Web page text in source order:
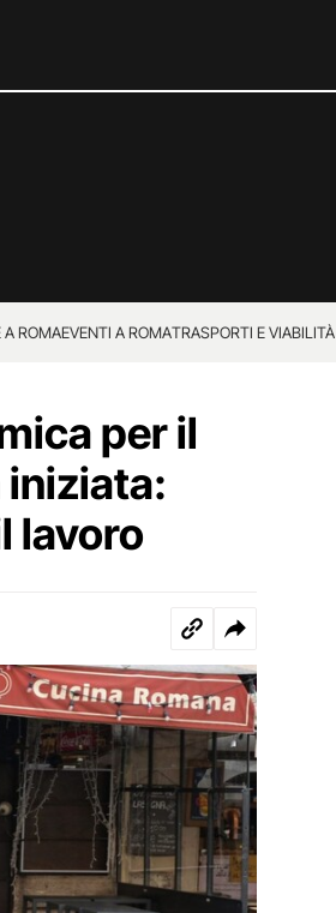
A ROMAEVENTI A ROMATRASPORTI E VIABILITÀ
per il
iniziata:
lavoro